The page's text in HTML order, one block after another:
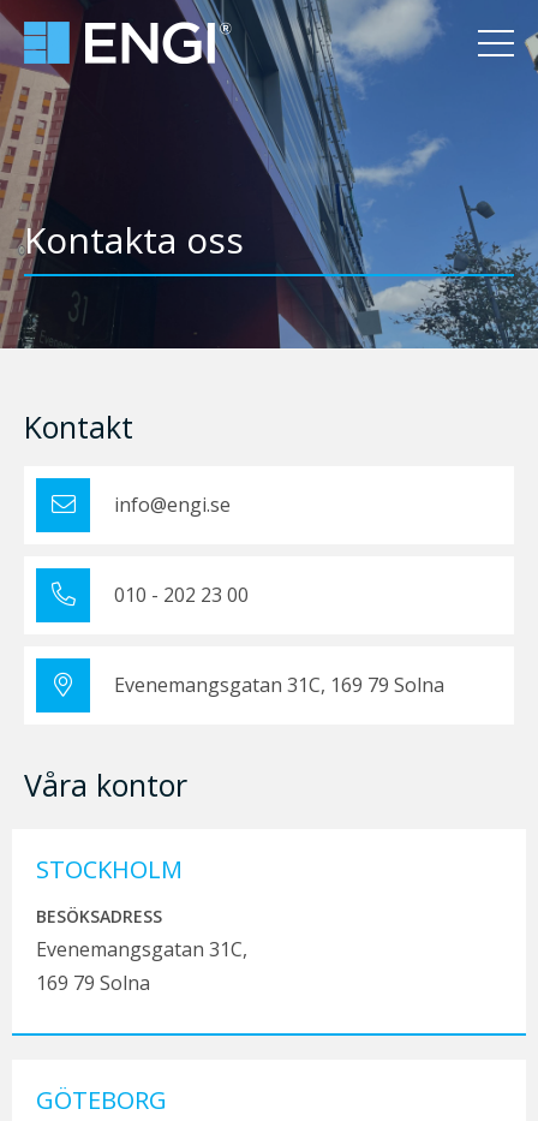
Kontakta oss
Kontakt
info@engi.se
010 - 202 23 00
Evenemangsgatan 31C, 169 79 Solna
Våra kontor
STOCKHOLM
BESÖKSADRESS
Evenemangsgatan 31C,
169 79 Solna
GÖTEBORG